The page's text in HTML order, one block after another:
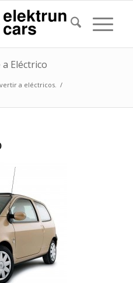
Eléctrico
a eléctricos. /